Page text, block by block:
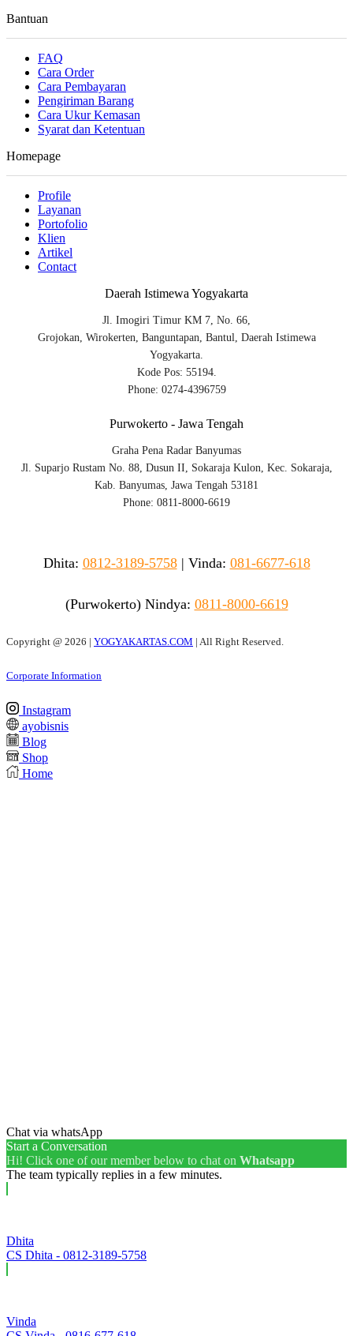
Bantuan
FAQ
Cara Order
Cara Pembayaran
Pengiriman Barang
Cara Ukur Kemasan
Syarat dan Ketentuan
Homepage
Profile
Layanan
Portofolio
Klien
Artikel
Contact
Daerah Istimewa Yogyakarta
Jl. Imogiri Timur KM 7, No. 66,
Grojokan, Wirokerten, Banguntapan, Bantul, Daerah Istimewa
Yogyakarta.
Kode Pos: 55194.
Phone: 0274-4396759
Purwokerto - Jawa Tengah
Graha Pena Radar Banyumas
Jl. Suparjo Rustam No. 88, Dusun II, Sokaraja Kulon, Kec. Sokaraja,
Kab. Banyumas, Jawa Tengah 53181
Phone: 0811-8000-6619
Dhita: 0812-3189-5758| Vinda: 081-6677-618
(Purwokerto) Nindya: 0811-8000-6619
Copyright @ 2026 | YOGYAKARTAS.COM | All Right Reserved.
Corporate Information
Instagram
ayobisnis
Blog
Shop
Home
Chat via whatsApp
Start a Conversation
Hi! Click one of our member below to chat on Whatsapp
The team typically replies in a few minutes.
Dhita
CS Dhita - 0812-3189-5758
Vinda